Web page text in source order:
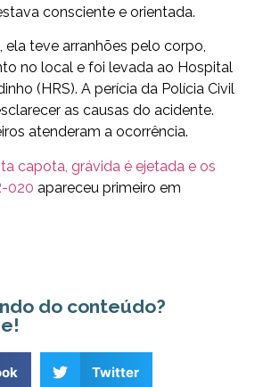
consciente e orientada.
ela teve arranhões pelo corpo,
no local e foi levada ao Hospital
(HRS). A perícia da Polícia Civil
as causas do acidente.
atenderam a ocorrência.
capota, grávida é ejetada e os
020 apareceu primeiro em
do conteúdo?
Twitter